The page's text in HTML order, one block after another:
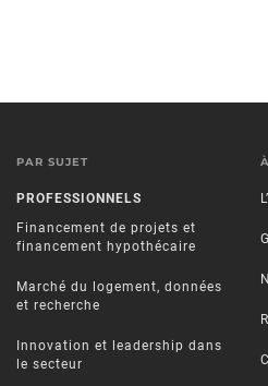
PAR SUJET
PROFESSIONNELS
Financement de projets et
financement hypothécaire
Marché du logement, données
et recherche
Innovation et leadership dans
le secteur